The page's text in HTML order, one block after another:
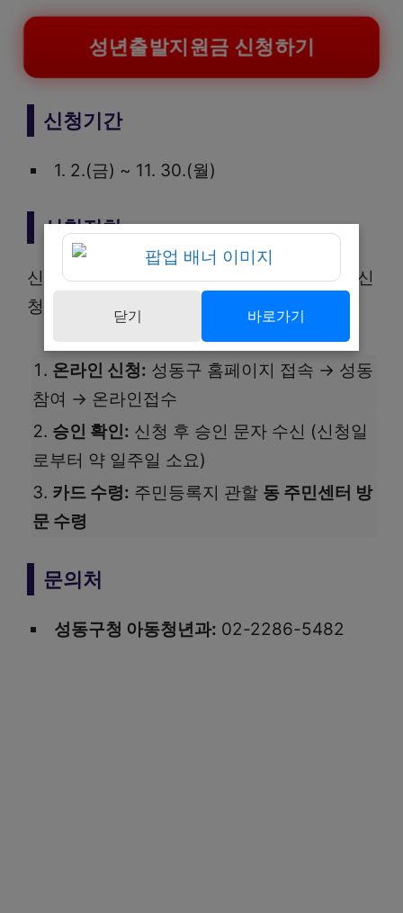
성년출발지원금 신청하기
신청기간
1. 2.(금) ~ 11. 30.(월)
신청절차
신청절차는 단계별로 따라 하시면 간편하게 신
청할 수 있습니다.
온라인 신청: 성동구 홈페이지 접속 → 성동
참여 → 온라인접수
승인 확인: 신청 후 승인 문자 수신 (신청일
로부터 약 일주일 소요)
카드 수령: 주민등록지 관할 동 주민센터 방
문 수령
문의처
성동구청 아동청년과: 02-2286-5482
닫기 바로가기